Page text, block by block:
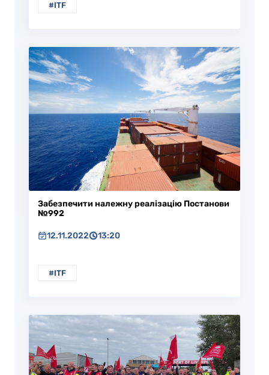
#ITF
Забезпечити належну реалізацію Постанови
№992
12.11.2022 13:20
#ITF